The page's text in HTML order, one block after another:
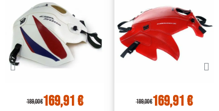
189,00 €169,91 € 189,00 €169,91 €